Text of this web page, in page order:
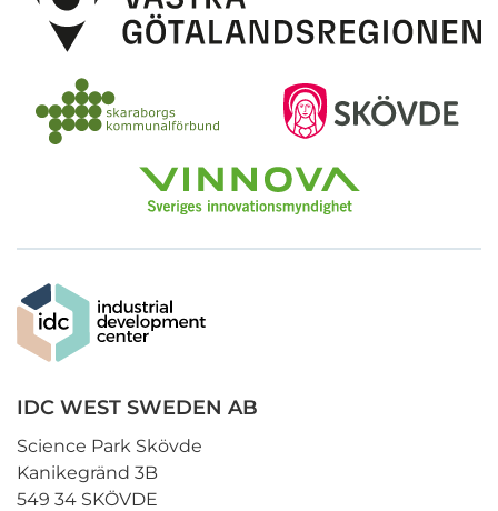
IDC WEST SWEDEN AB
Science Park Skövde
Kanikegränd 3B
549 34 SKÖVDE